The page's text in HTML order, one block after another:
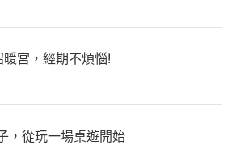
暖宮，經期不煩惱!
，從玩一場桌遊開始